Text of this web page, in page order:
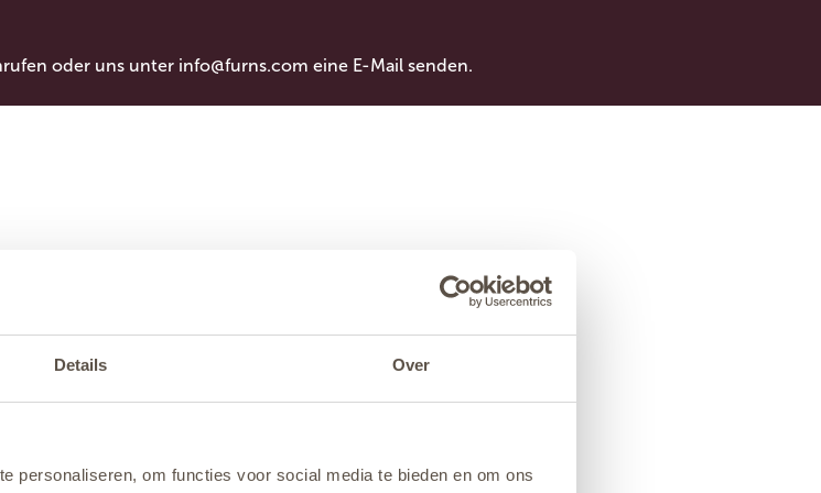
Details Over
personaliseren, om functies voor social media te bieden en om ons
oder uns unter info@furns.com eine E-Mail senden.